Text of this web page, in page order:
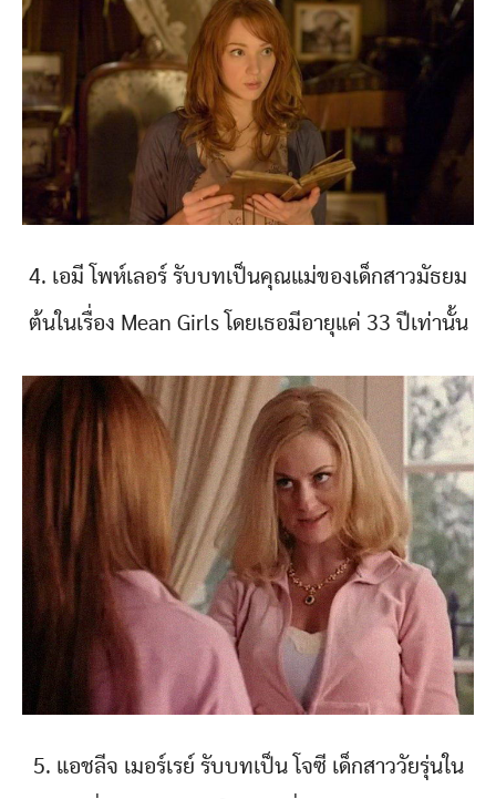
4. เอมี โพห์เลอร์ รับบทเป็นคุณแม่ของเด็กสาวมัธยม
ต้นในเรื่อง Mean Girls โดยเธอมีอายุแค่ 33 ปีเท่านั้น
5. แอชลีจ เมอร์เรย์ รับบทเป็น โจซี เด็กสาววัยรุ่นใน